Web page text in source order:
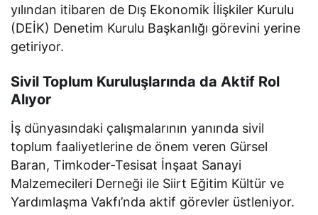
yılından itibaren de Dış Ekonomik İlişkiler Kurulu
(DEİK) Denetim Kurulu Başkanlığı görevini yerine
getiriyor.
Sivil Toplum Kuruluşlarında da Aktif Rol
Alıyor
İş dünyasındaki çalışmalarının yanında sivil
toplum faaliyetlerine de önem veren Gürsel
Baran, Timkoder-Tesisat İnşaat Sanayi
Malzemecileri Derneği ile Siirt Eğitim Kültür ve
Yardımlaşma Vakfı’nda aktif görevler üstleniyor.